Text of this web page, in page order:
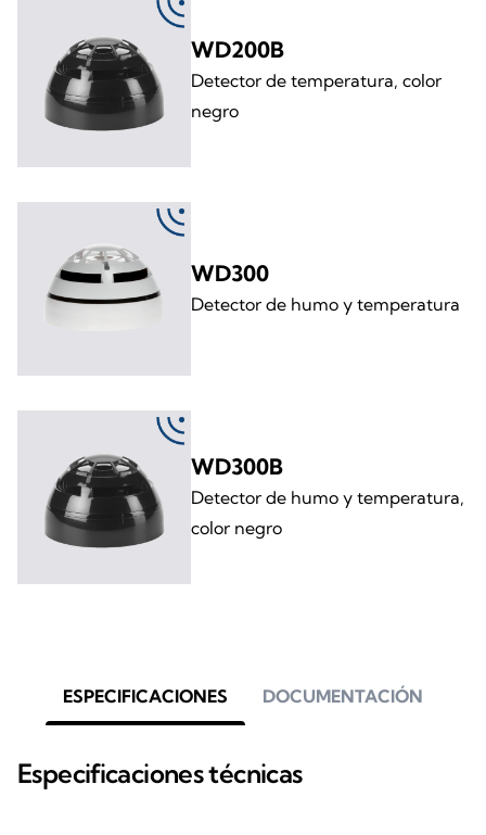
WD200B
Detector de temperatura, color
negro
WD300
Detector de humo y temperatura
WD300B
Detector de humo y temperatura,
color negro
ESPECIFICACIONES DOCUMENTACIÓN
Especificaciones técnicas